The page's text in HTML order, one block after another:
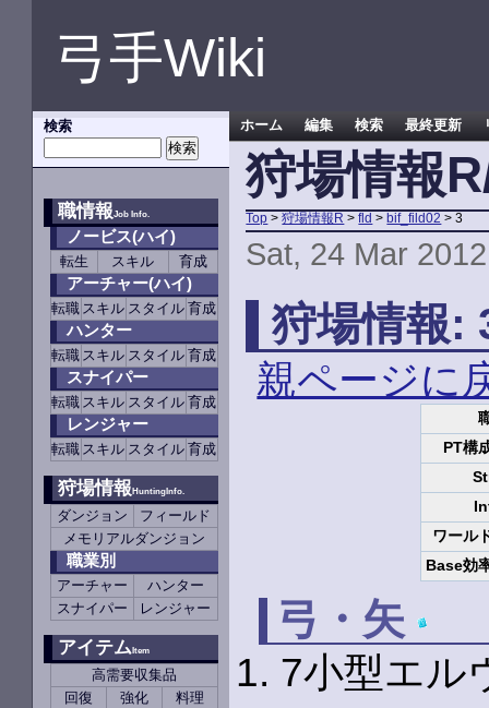
弓手Wiki
検索
職情報Job Info.
ノービス(ハイ)
転生 スキル 育成
アーチャー(ハイ)
転職 スキル スタイル 育成
ハンター
転職 スキル スタイル 育成
スナイパー
転職 スキル スタイル 育成
レンジャー
転職 スキル スタイル 育成
狩場情報HuntingInfo.
ダンジョン
フィールド
メモリアルダンジョン
職業別
アーチャー
ハンター
スナイパー
レンジャー
アイテムItem
高需要収集品
回復
強化 料理
ホーム 編集 検索 最終更新
狩場情報
Top >狩場情報R >fld >bif_fild02 > 3
Sat, 24 Mar
狩場情報:
親ページに
PT構
ワール
Base効
弓・矢
7小型エル